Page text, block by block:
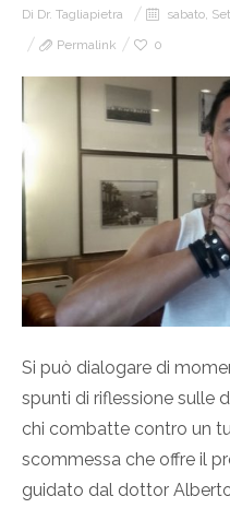
Di Dr. Tagliapietra sabato,
Permalink
0
Si può dialogare di
spunti di riflessione sulle
chi combatte contro un
scommessa che offre il
guidato dal dottor